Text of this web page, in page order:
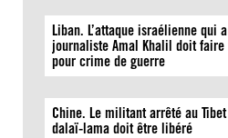
Liban. L’attaque israélienne qui
journaliste Amal Khalil doit faire
pour crime de guerre
Chine. Le militant arrêté au
dalaï-lama doit être libéré